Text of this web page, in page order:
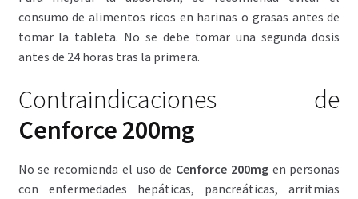
consumo de alimentos ricos en harinas o grasas antes de
tomar la tableta. No se debe tomar una segunda dosis
antes de 24 horas tras la primera.
Contraindicaciones de
Cenforce 200mg
No se recomienda el uso de Cenforce 200mgen personas
con enfermedades hepáticas, pancreáticas, arritmias